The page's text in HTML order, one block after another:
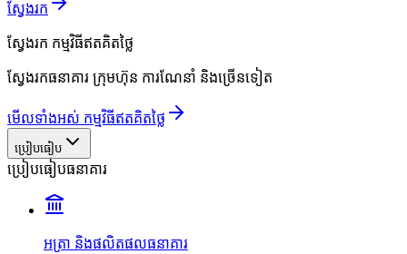
ស្វែងរក
ស្វែងរក កម្មវិធីឥតគិតថ្លៃ
ស្វែងរកធនាគារ ក្រុមហ៊ុន ការណែនាំ និងច្រើនទៀត
មើលទាំងអស់ កម្មវិធីឥតគិតថ្លៃ
ប្រៀបធៀប
ប្រៀបធៀបធនាគារ
អត្រា និងផលិតផលធនាគារ